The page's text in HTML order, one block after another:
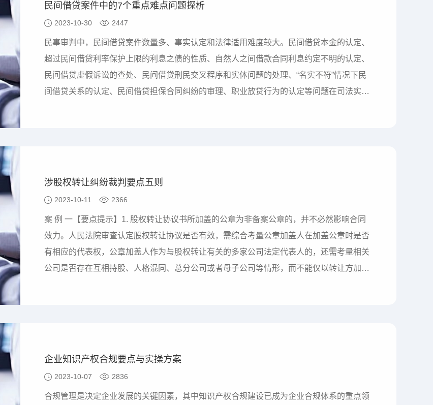
民间借贷案件中的7个重点难点问题探析
2023-10-30 2447
民事审判中，民间借贷案件数量多、事实认定和法律适用难度较大。民间借贷本金的认定、
超过民间借贷利率保护上限的利息之债的性质、自然人之间借款合同利息约定不明的认定、
民间借贷虚假诉讼的查处、民间借贷刑民交叉程序和实体问题的处理、“名实不符”情况下民
间借贷关系的认定、民间借贷担保合同纠纷的审理、职业放贷行为的认定等问题在司法实践
涉股权转让纠纷裁判要点五则
2023-10-11 2366
案 例 一【要点提示】1. 股权转让协议书所加盖的公章为非备案公章的，并不必然影响合同
效力。人民法院审查认定股权转让协议是否有效，需综合考量公章加盖人在加盖公章时是否
有相应的代表权，公章加盖人作为与股权转让有关的多家公司法定代表人的，还需考量相关
公司是否存在互相持股、人格混同、总分公司或者母子公司等情形，而不能仅以转让方加盖
企业知识产权合规要点与实操方案
2023-10-07 2836
合规管理是决定企业发展的关键因素，其中知识产权合规建设已成为企业合规体系的重点领